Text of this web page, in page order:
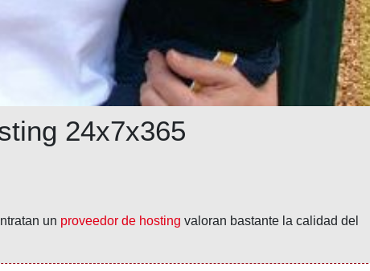
24x7x365
un proveedor de hosting valoran bastante la calidad del